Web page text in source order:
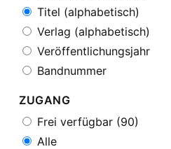
Titel (alphabetisch)
Verlag (alphabetisch)
Veröffentlichungsjahr
Bandnummer
ZUGANG
Frei verfügbar (90)
Alle